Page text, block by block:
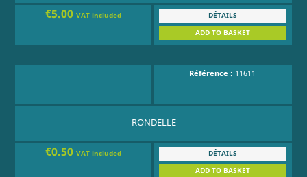
€5.00VAT included
DÉTAILS
ADD TO BASKET
Référence : 11611
RONDELLE
€0.50VAT included
DÉTAILS
ADD TO BASKET